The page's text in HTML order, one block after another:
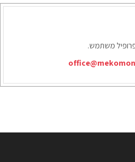
משתמש.